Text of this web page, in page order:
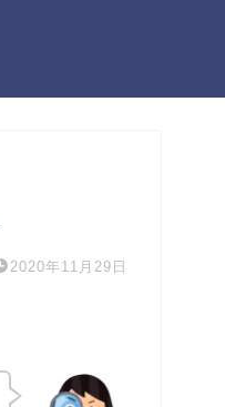
2020年11月29日